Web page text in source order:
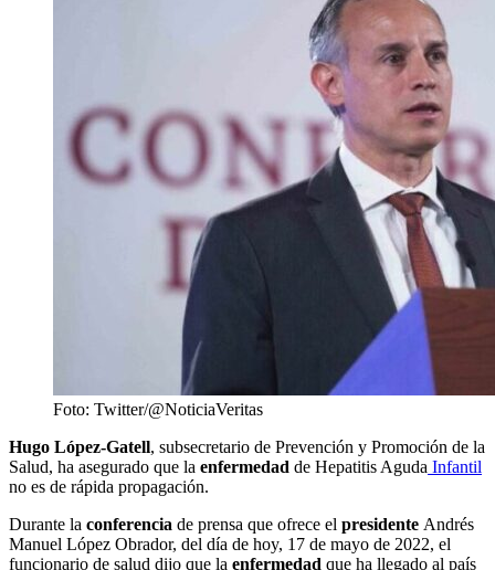
Foto: Twitter/@NoticiaVeritas
Hugo López-Gatell, subsecretario de Prevención y Promoción de la
Salud, ha asegurado que la enfermedad de Hepatitis Aguda Infantil
no es de rápida propagación.
Durante la conferencia de prensa que ofrece el presidente Andrés
Manuel López Obrador, del día de hoy, 17 de mayo de 2022, el
funcionario de salud dijo que la enfermedad que ha llegado al país